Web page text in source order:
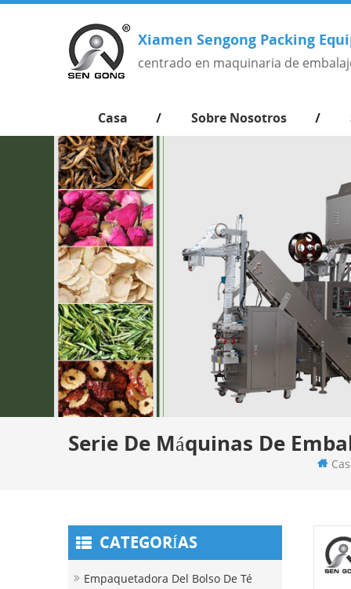
Xiamen Sengong Packing
centrado en maquinaria de
Casa Sobre Nosotros
Serie De Máquinas De
CATEGORÍAS
Empaquetadora Del Bolso De Té